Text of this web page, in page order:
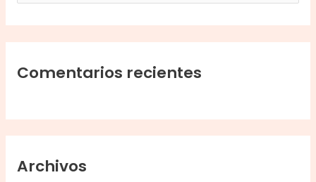
c
a
:
Comentarios recientes
Archivos